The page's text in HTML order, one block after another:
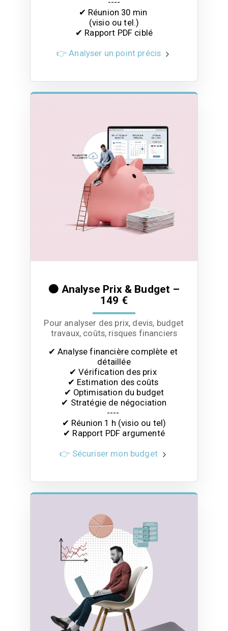
----
✔ Réunion 30 min
(visio ou tel.)
✔ Rapport PDF ciblé
👉 Analyser un point précis
🟠 Analyse Prix & Budget –
149 €
Pour analyser des prix, devis, budget
travaux, coûts, risques financiers
✔ Analyse financière complète et
détaillée
✔ Vérification des prix
✔ Estimation des coûts
✔ Optimisation du budget
✔ Stratégie de négociation
----
✔ Réunion 1 h (visio ou tel)
✔ Rapport PDF argumenté
👉 Sécuriser mon budget